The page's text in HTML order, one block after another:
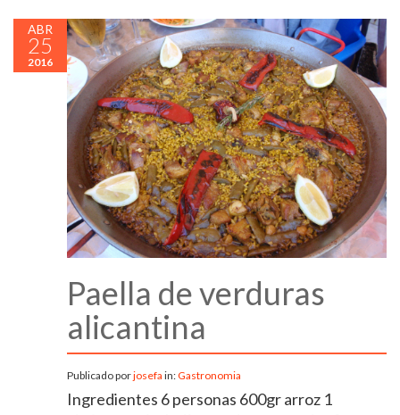
ABR
25
2016
Paella de verduras
alicantina
Publicado porjosefa in:Gastronomia
Ingredientes 6 personas 600gr arroz 1